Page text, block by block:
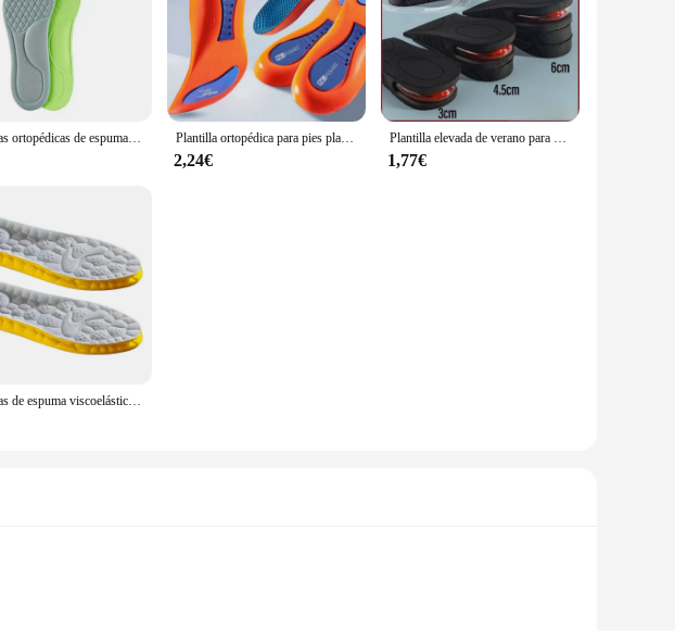
Plantillas ortopédicas de espuma viscoelástica Unisex, plantilla desodorizante, absorbe el sudor, suave, antibacteriano, accesorios para zapatos, 10 piezas Plantilla ortopédica para pies planos, soporte para ARCO, plantilla ortopédica para zapatos, facilidad de presión
2,24€
Plantilla elevada de verano para hombre y mujer, cojín de aire interior Invisible, medio cojín para COSPLAY, 1 par
1,77€
Plantillas de espuma viscoelástica de látex suave para hombre y mujer, almohadillas transpirables para zapatos, almohadilla ortopédica para el cuidado de los pies, 4 piezas